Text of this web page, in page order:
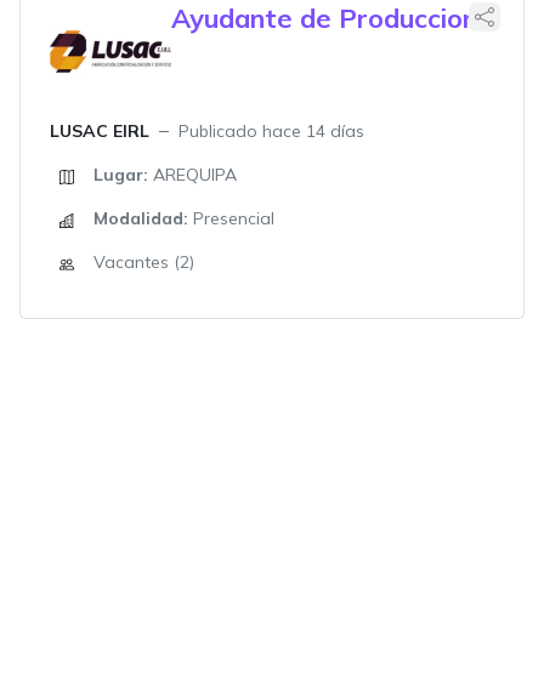
Ayudante de Produccion
LUSAC EIRL
Publicado hace 14 días
Lugar: AREQUIPA
Modalidad: Presencial
Vacantes (2)